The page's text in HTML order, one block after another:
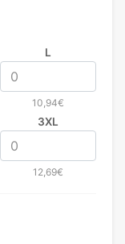
L
10,94€
3XL
12,69€